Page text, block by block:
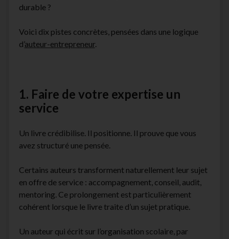
durable ?
Voici dix pistes concrètes, pensées dans une logique
d’auteur-entrepreneur.
1. Faire de votre expertise un
service
Un livre crédibilise. Il positionne. Il prouve que vous
avez structuré une pensée.
Certains auteurs transforment naturellement leur sujet
en offre de service : accompagnement, conseil, audit,
mentoring. Ce prolongement est particulièrement
cohérent lorsque le livre traite d’un sujet pratique.
Un auteur qui écrit sur l’organisation scolaire, par